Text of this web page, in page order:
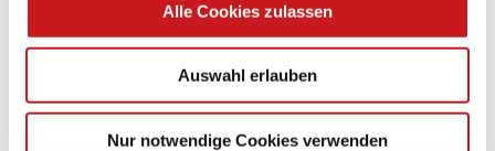
Alle Cookies zulassen
Auswahl erlauben
Nur notwendige Cookies verwenden
Zum Tipp